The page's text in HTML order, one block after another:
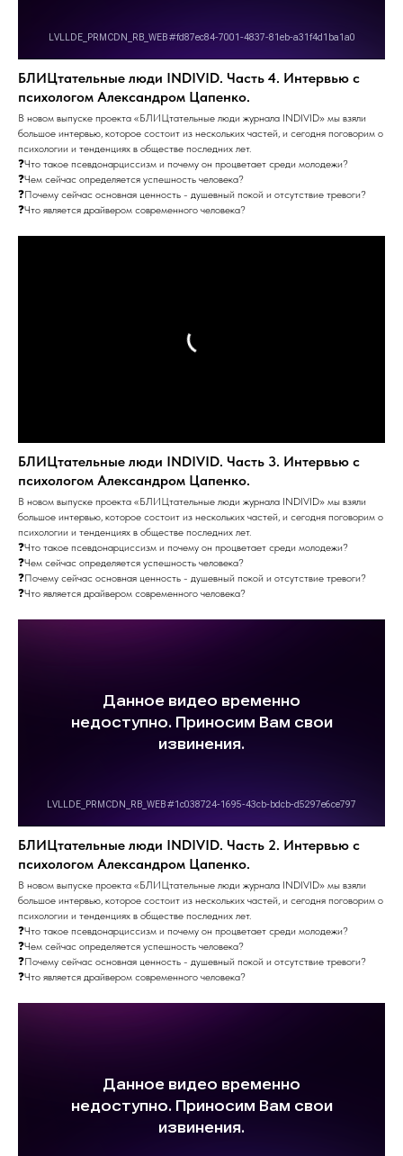
БЛИЦтательные люди INDIVID. Часть 4. Интервью с
психологом Александром Цапенко.
В новом выпуске проекта «БЛИЦтательные люди журнала INDIVID» мы взяли
большое интервью, которое состоит из нескольких частей, и сегодня поговорим о
психологии и тенденциях в обществе последних лет.
❓Что такое псевдонарциссизм и почему он процветает среди молодежи?
❓Чем сейчас определяется успешность человека?
❓Почему сейчас основная ценность - душевный покой и отсутствие тревоги?
❓Что является драйвером современного человека?
БЛИЦтательные люди INDIVID. Часть 3. Интервью с
психологом Александром Цапенко.
В новом выпуске проекта «БЛИЦтательные люди журнала INDIVID» мы взяли
большое интервью, которое состоит из нескольких частей, и сегодня поговорим о
психологии и тенденциях в обществе последних лет.
❓Что такое псевдонарциссизм и почему он процветает среди молодежи?
❓Чем сейчас определяется успешность человека?
❓Почему сейчас основная ценность - душевный покой и отсутствие тревоги?
❓Что является драйвером современного человека?
БЛИЦтательные люди INDIVID. Часть 2. Интервью с
психологом Александром Цапенко.
В новом выпуске проекта «БЛИЦтательные люди журнала INDIVID» мы взяли
большое интервью, которое состоит из нескольких частей, и сегодня поговорим о
психологии и тенденциях в обществе последних лет.
❓Что такое псевдонарциссизм и почему он процветает среди молодежи?
❓Чем сейчас определяется успешность человека?
❓Почему сейчас основная ценность - душевный покой и отсутствие тревоги?
❓Что является драйвером современного человека?